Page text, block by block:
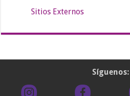
Sitios Externos
Síguenos: